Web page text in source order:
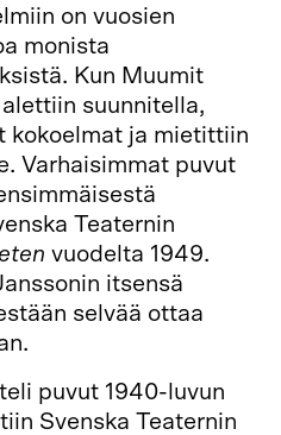
on vuosien
monista
Kun Muumit
suunnitella,
kokoelmat ja mietittiin
Varhaisimmat puvut
Teaternin
vuodelta 1949.
itsensä
selvää ottaa
puvut 1940-luvun
Svenska Teaternin